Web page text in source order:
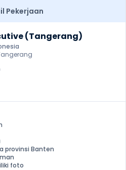
Pekerjaan
(Tangerang)
provinsi Banten
foto